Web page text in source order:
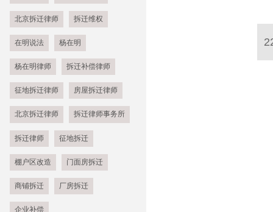
北京拆迁律师 拆迁维权
在明说法 杨在明
杨在明律师 拆迁补偿律师
征地拆迁律师 房屋拆迁律师
北京拆迁律师 拆迁律师事务所
拆迁律师 征地拆迁
棚户区改造 门面房拆迁
商铺拆迁 厂房拆迁
企业补偿